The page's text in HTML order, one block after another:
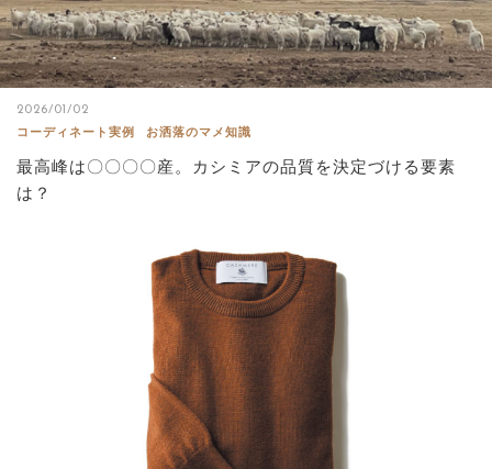
2026/01/02
コーディネート実例
お洒落のマメ知識
最高峰は〇〇〇〇産。カシミアの品質を決定づける要素
は？